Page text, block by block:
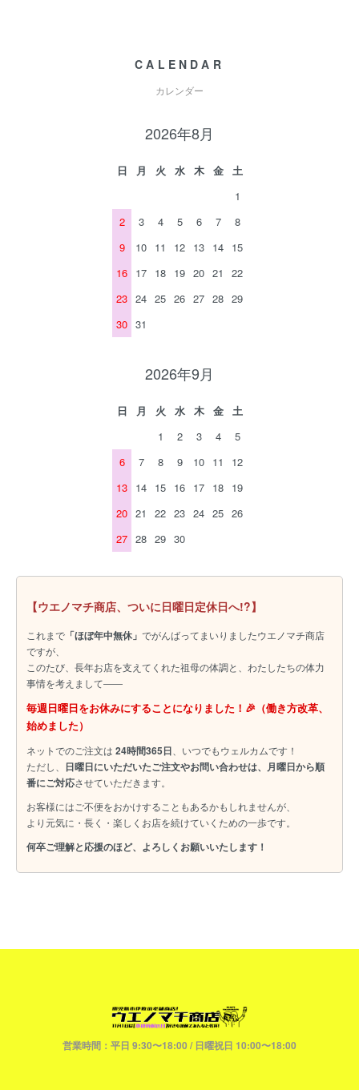
CALENDAR
カレンダー
2026年8月
日 月 火 水 木 金
土
1
2
3 4 5 6 7
8
9
10 11 12 13 14 15
16 17 18 19 20 21
22
23 24 25 26 27 28 29
30 31
2026年9月
日 月 火 水 木 金
土
1
2 3 4
5
6
7 8 9 10 11
12
13 14 15 16 17 18 19
20 21 22 23 24 25 26
27 28 29 30
【ウエノマチ商店、ついに日曜日定休日へ!?】
これまで 「ほぼ年中無休」 でがんばってまいりましたウエノマチ商店
ですが、
このたび、長年お店を支えてくれた祖母の体調と、わたしたちの体力
事情を考えまして――
毎週日曜日をお休みにすることになりました！🎉（働き方改革、
始めました）
ネットでのご注文は 24時間365日 、いつでもウェルカムです！
ただし、
日曜日にいただいたご注文やお問い合わせは、月曜日から順
番にご対応させていただきます。
お客様にはご不便をおかけすることもあるかもしれませんが、
より元気に・長く・楽しくお店を続けていくための一歩です。
何卒ご理解と応援のほど、よろしくお願いいたします！
営業時間：平日 9:30〜18:00 / 日曜祝日 10:00〜18:00